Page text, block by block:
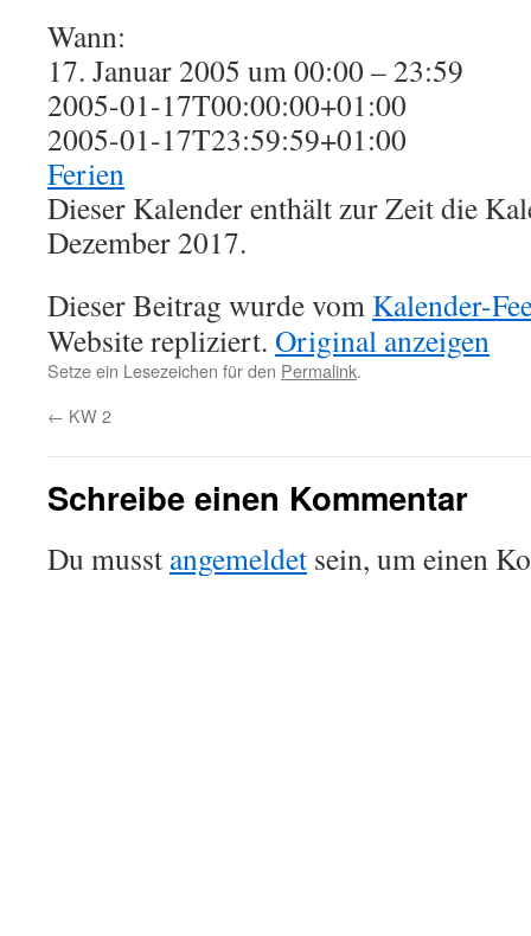
Wann:
17. Januar 2005 um 00:00 – 23:59
2005-01-17T00:00:00+01:00
2005-01-17T23:59:59+01:00
Ferien
Dieser Kalender enthält zur Zeit die
Dezember 2017.
Dieser Beitrag wurde vom Kalender-
Website repliziert. Original anzeigen
Setze ein Lesezeichen für den Permalink.
← KW 2
Schreibe einen Kommentar
Du musst angemeldet sein, um einen